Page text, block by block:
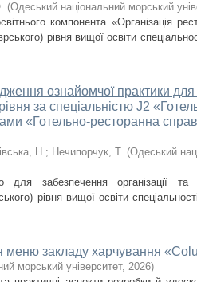
(Одеський національний морський
компонента «Організація
рівня вищої освіти
ознайомчої практики
за спеціальністю J2
«Готельно-ресторанна
Н.; Нечипорчук, Т. (Одеський
для забезпечення організації
рівня вищої освіти
меню закладу харчування
морський університет, 2026)